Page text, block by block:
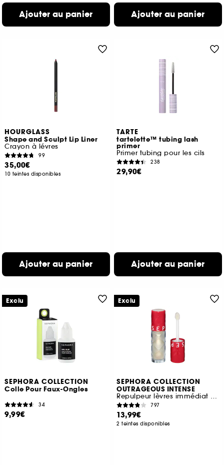
Ajouter au panier Ajouter au panier
HOURGLASS
Shape and Sculpt Lip Liner
Crayon à lévres
99
35,00€
10 teintes disponibles
Ajouter au panier
TARTE
tartelette™ tubing lash
primer
Primer tubing pour les cils
238
29,90€
Ajouter au panier
SEPHORA COLLECTION
Colle Pour Faux-Ongles
34
9,99€
Exclu
SEPHORA COLLECTION
OUTRAGEOUS INTENSE
Repulpeur lèvres immédiat & long terme, Hydratation 12H
797
13,99€
2 teintes disponibles
Exclu